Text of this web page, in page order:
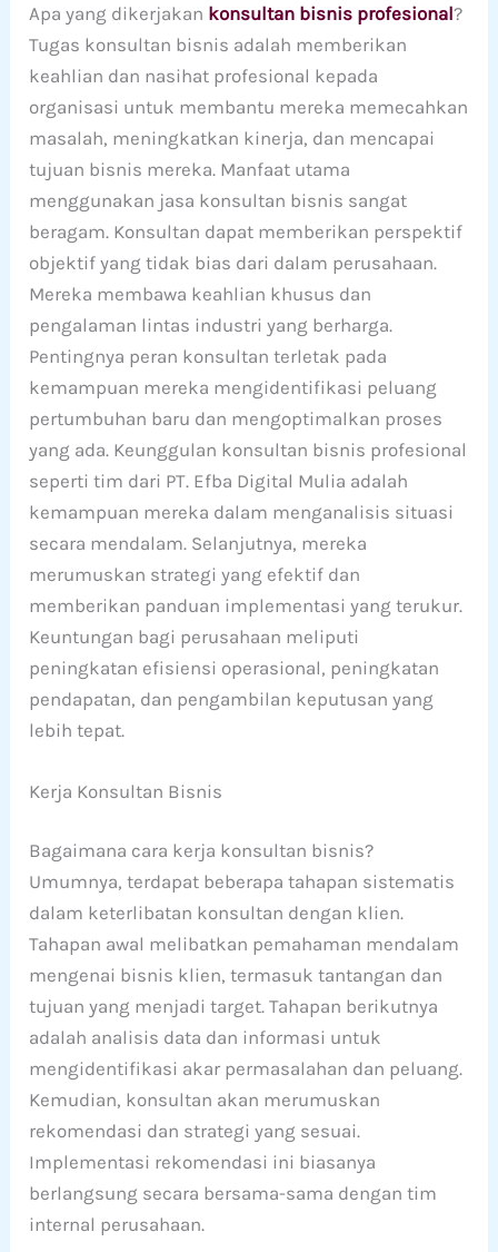
Apa yang dikerjakan konsultan bisnis profesional?
Tugas konsultan bisnis adalah memberikan
keahlian dan nasihat profesional kepada
organisasi untuk membantu mereka memecahkan
masalah, meningkatkan kinerja, dan mencapai
tujuan bisnis mereka. Manfaat utama
menggunakan jasa konsultan bisnis sangat
beragam. Konsultan dapat memberikan perspektif
objektif yang tidak bias dari dalam perusahaan.
Mereka membawa keahlian khusus dan
pengalaman lintas industri yang berharga.
Pentingnya peran konsultan terletak pada
kemampuan mereka mengidentifikasi peluang
pertumbuhan baru dan mengoptimalkan proses
yang ada. Keunggulan konsultan bisnis profesional
seperti tim dari PT. Efba Digital Mulia adalah
kemampuan mereka dalam menganalisis situasi
secara mendalam. Selanjutnya, mereka
merumuskan strategi yang efektif dan
memberikan panduan implementasi yang terukur.
Keuntungan bagi perusahaan meliputi
peningkatan efisiensi operasional, peningkatan
pendapatan, dan pengambilan keputusan yang
lebih tepat.
Kerja Konsultan Bisnis
Bagaimana cara kerja konsultan bisnis?
Umumnya, terdapat beberapa tahapan sistematis
dalam keterlibatan konsultan dengan klien.
Tahapan awal melibatkan pemahaman mendalam
mengenai bisnis klien, termasuk tantangan dan
tujuan yang menjadi target. Tahapan berikutnya
adalah analisis data dan informasi untuk
mengidentifikasi akar permasalahan dan peluang.
Kemudian, konsultan akan merumuskan
rekomendasi dan strategi yang sesuai.
Implementasi rekomendasi ini biasanya
berlangsung secara bersama-sama dengan tim
internal perusahaan.